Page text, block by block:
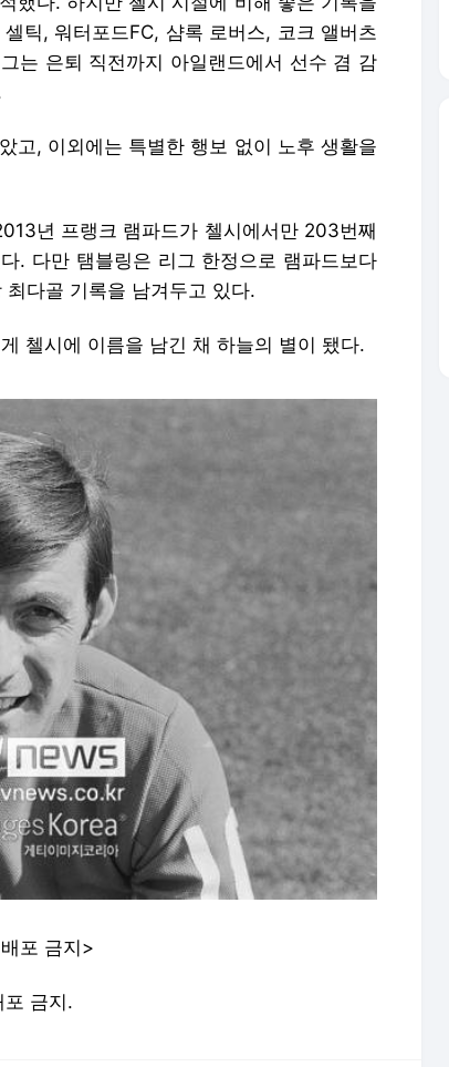
틱, 워터포드FC, 샴록 로버스, 코크 앨버츠
는 은퇴 직전까지 아일랜드에서 선수 겸 감
고, 이외에는 특별한 행보 없이 노후 생활을
년 프랭크 램파드가 첼시에서만 203번째
. 다만 탬블링은 리그 한정으로 램파드보다
다골 기록을 남겨두고 있다.
첼시에 이름을 남긴 채 하늘의 별이 됐다.
포 금지>
금지.